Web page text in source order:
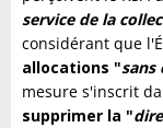
service de la
considérant que
allocations "sans
mesure s'inscrit
supprimer la "